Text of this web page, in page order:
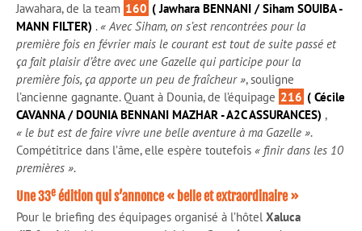
Jawahara, de la team 160 ( Jawhara BENNANI / Siham SOUIBA -
MANN FILTER) .« Avec Siham, on s’est rencontrées pour la
première fois en février mais le courant est tout de suite passé et
ça fait plaisir d’être avec une Gazelle qui participe pour la
première fois, ça apporte un peu de fraîcheur », souligne
l’ancienne gagnante. Quant à Dounia, de l’équipage 216 ( Cécile
CAVANNA / DOUNIA BENNANI MAZHAR - A2C ASSURANCES) ,
« le but est de faire vivre une belle aventure à ma Gazelle ».
Compétitrice dans l’âme, elle espère toutefois « finir dans les 10
premières ».
Une 33eédition qui s’annonce « belle et extraordinaire »
Pour le briefing des équipages organisé à l’hôtelXaluca